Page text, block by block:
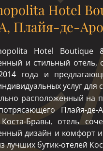
Hotel
Плайя-де-Аро
Hotel Boutique
и стильный отель,
года и
услуг для
расположенный на
Плайя-
Бравы, отель
дизайн и комфорт
лучших бутик-отелей